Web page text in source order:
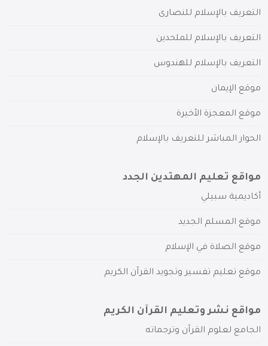
التعريف بالإسلام للنصارى
التعريف بالإسلام للملحدين
التعريف بالإسلام للهندوس
موقع الإيمان
موقع المعجزة الأخيرة
الحوار المباشر للتعريف بالإسلام
مواقع تعليم المهتدين الجدد
أكاديمية سبيلي
موقع المسلم الجديد
موقع الصلاة في الإسلام
موقع تعليم تفسير وتجويد القرآن الكريم
مواقع نشر وتعليم القرآن الكريم
الجامع لعلوم القرآن وترجماته